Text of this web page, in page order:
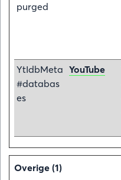
purged
YtIdbMeta
#databas
es
YouTube
Overige (1)